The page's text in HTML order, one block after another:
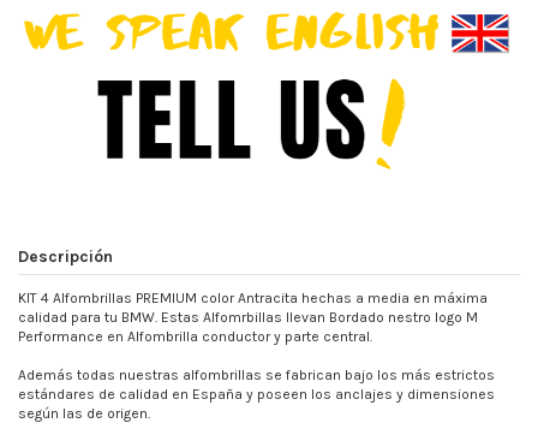
Descripción
KIT 4 Alfombrillas PREMIUM color Antracita hechas a media en máxima
calidad para tu BMW. Estas Alfomrbillas llevan Bordado nestro logo M
Performance en Alfombrilla conductor y parte central.
Además todas nuestras alfombrillas se fabrican bajo los más estrictos
estándares de calidad en España y poseen los anclajes y dimensiones
según las de origen.